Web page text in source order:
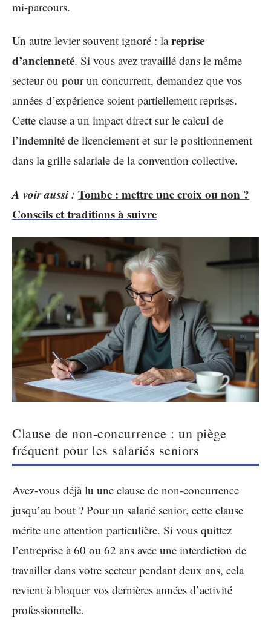
mi-parcours.
Un autre levier souvent ignoré : lareprise
d’ancienneté. Si vous avez travaillé dans le même
secteur ou pour un concurrent, demandez que vos
années d’expérience soient partiellement reprises.
Cette clause a un impact direct sur le calcul de
l’indemnité de licenciement et sur le positionnement
dans la grille salariale de la convention collective.
A voir aussi : Tombe : mettre une croix ou non ?
Conseils et traditions à suivre
Clause de non-concurrence : un piège
fréquent pour les salariés seniors
Avez-vous déjà lu une clause de non-concurrence
jusqu’au bout ? Pour un salarié senior, cette clause
mérite une attention particulière. Si vous quittez
l’entreprise à 60 ou 62 ans avec une interdiction de
travailler dans votre secteur pendant deux ans, cela
revient à bloquer vos dernières années d’activité
professionnelle.